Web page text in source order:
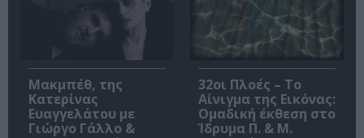
Μακμπέθ, της
Κατερίνας
Ευαγγελάτου με
Γιώργο Γάλλο &
32οι Πλοές – Το
Αίνιγμα της Εικόνας:
Ομαδική έκθεση στο
Ίδρυμα Π. & Μ.